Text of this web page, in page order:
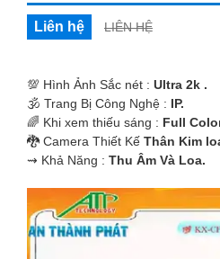
Liên hệ LIÊN HỆ
💯 Hình Ảnh Sắc nét : Ultra 2k .
🕉️ Trang Bị Công Nghệ : IP.
🌈 Khi xem thiếu sáng : Full
🐉️ Camera Thiết Kế Thân Kim
️⇝ Khả Năng : Thu Âm Và Loa.